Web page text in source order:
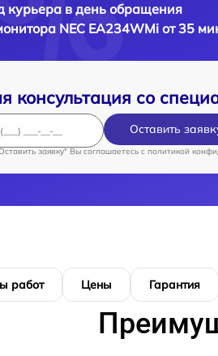
курьера в день обращения
NEC EA234WMi от 35
консультация со
Оставить
заявку" Вы соглашаетесь c политикой
работ Цены Гарантия